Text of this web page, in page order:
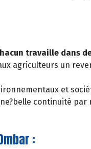
travaille dans
agriculteurs un
et
continuité
: